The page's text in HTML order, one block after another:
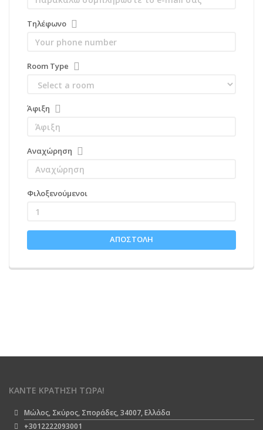
Τηλέφωνο
Room Type
Άφιξη
Αναχώρηση
Φιλοξενούμενοι
1
ΑΠΟΣΤΟΛΉ
ΚΆΝΤΕ ΚΡΆΤΗΣΗ ΤΏΡΑ!
Μώλος, Σκύρος, Σποράδες, 34007, Ελλάδα
+3012222093001